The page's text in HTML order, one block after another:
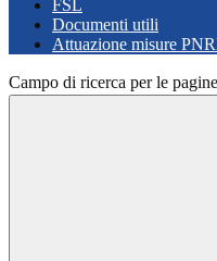
FSL
Documenti utili
Attuazione misure
Campo di ricerca per le